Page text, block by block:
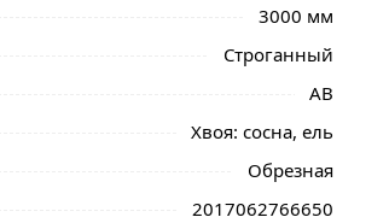
3000 мм
Строганный
АВ
Хвоя: сосна, ель
Обрезная
2017062766650